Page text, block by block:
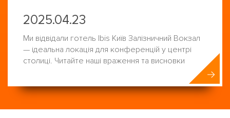
2025.04.23
Ми відвідали готель Ibis Київ Залізничний Вокзал
— ідеальна локація для конференцій у центрі
столиці. Читайте наші враження та висновки